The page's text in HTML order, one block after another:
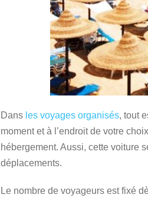
Dans les voyages organisés, tout
moment et à l’endroit de votre
hébergement. Aussi, cette voiture
déplacements.
Le nombre de voyageurs est fixé